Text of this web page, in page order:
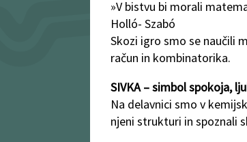
»V bistvu bi morali
Holló- Szabó
Skozi igro smo se naučili
račun in kombinatorika.
SIVKA – simbol spokoja,
Na delavnici smo v
njeni strukturi in spoznali